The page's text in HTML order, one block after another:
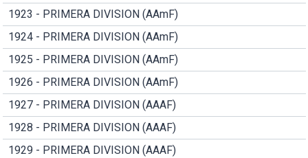
1923 - PRIMERA DIVISION (AAmF)
1924 - PRIMERA DIVISION (AAmF)
1925 - PRIMERA DIVISION (AAmF)
1926 - PRIMERA DIVISION (AAmF)
1927 - PRIMERA DIVISION (AAAF)
1928 - PRIMERA DIVISION (AAAF)
1929 - PRIMERA DIVISION (AAAF)